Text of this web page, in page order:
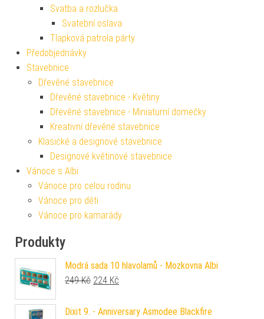
Svatba a rozlučka
Svatební oslava
Tlapková patrola párty
Předobjednávky
Stavebnice
Dřevěné stavebnice
Dřevěné stavebnice - Květiny
Dřevěné stavebnice - Miniaturní domečky
Kreativní dřevěné stavebnice
Klasické a designové stavebnice
Designové květinové stavebnice
Vánoce s Albi
Vánoce pro celou rodinu
Vánoce pro děti
Vánoce pro kamarády
Produkty
Modrá sada 10 hlavolamů - Mozkovna Albi
249Kč Původní cena byla: 249 Kč.
224 Kč
Dixit 9. - Anniversary Asmodee Blackfire